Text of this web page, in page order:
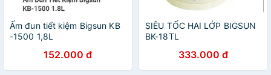
Ấm đun tiết kiệm Bigsun KB
-1500 1,8L
152.000 đ
SIÊU TỐC HAI LỚP BIGSUN
BK-18TL
333.000 đ